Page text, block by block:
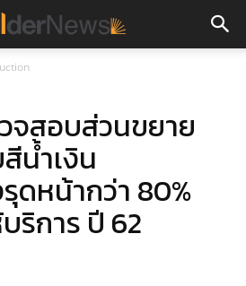
จสอบส่วนขยาย
น้ำเงิน
ดหน้ากว่า 80%
ริการ ปี 62